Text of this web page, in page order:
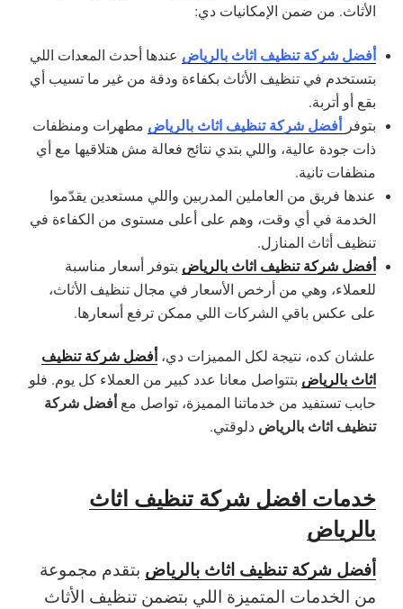
الأثاث. من ضمن الإمكانيات دي:
أفضل شركة تنظيف اثاث بالرياض عندها أحدث المعدات اللي
بتستخدم في تنظيف الأثاث بكفاءة ودقة من غير ما تسيب أي
بقع أو أتربة.
بتوفر أفضل شركة تنظيف اثاث بالرياض مطهرات ومنظفات
ذات جودة عالية، واللي بتدي نتائج فعالة مش هتلاقيها مع أي
منظفات تانية.
عندها فريق من العاملين المدربين واللي مستعدين يقدّموا
الخدمة في أي وقت، وهم على أعلى مستوى من الكفاءة في
تنظيف أثاث المنازل.
أفضل شركة تنظيف اثاث بالرياض بتوفر أسعار مناسبة
للعملاء، وهي من أرخص الأسعار في مجال تنظيف الأثاث،
على عكس باقي الشركات اللي ممكن ترفع أسعارها.
علشان كده، نتيجة لكل المميزات دي،أفضل شركة تنظيف
اثاث بالرياض بتتواصل معانا عدد كبير من العملاء كل يوم. فلو
حابب تستفيد من خدماتنا المميزة، تواصل معأفضل شركة
تنظيف اثاث بالرياض دلوقتي.
خدمات افضل شركة تنظيف اثاث
بالرياض
أفضل شركة تنظيف اثاث بالرياض بتقدم مجموعة
من الخدمات المتميزة اللي بتضمن تنظيف الأثاث